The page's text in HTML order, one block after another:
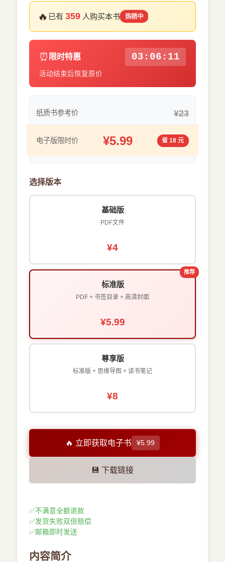
🔥 已有359 人购买本书 热销中
⏰ 限时特惠 03:06:11
活动结束后恢复原价
纸质书参考价 ¥23
电子版限时价 ¥5.99 省 18 元
选择版本
基础版
PDF文件
¥4
推荐
标准版
PDF + 书签目录 + 高清封面
¥5.99
尊享版
标准版 + 思维导图 + 读书笔记
¥8
🔥 立即获取电子书 ¥5.99
💾 下载链接
✅不满意全额退款
✅发货失败双倍赔偿
✅邮箱即时发送
内容简介